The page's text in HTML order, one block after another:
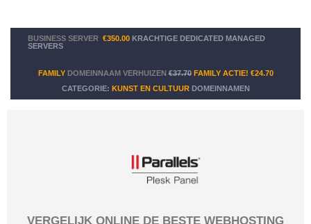
BUSINESS SERVER €350.00 KRACHTIGE DEDICATED MANAGED
SERVERS
FAMILYDOMEINNAAM VERHUIZEN €37.70 FAMILY ACTIE! €24.70
CATEGORIE: KUNST EN CULTUURDOMEINNAMEN
VERGELIJK ONLINE DE BESTE WEBHOSTING